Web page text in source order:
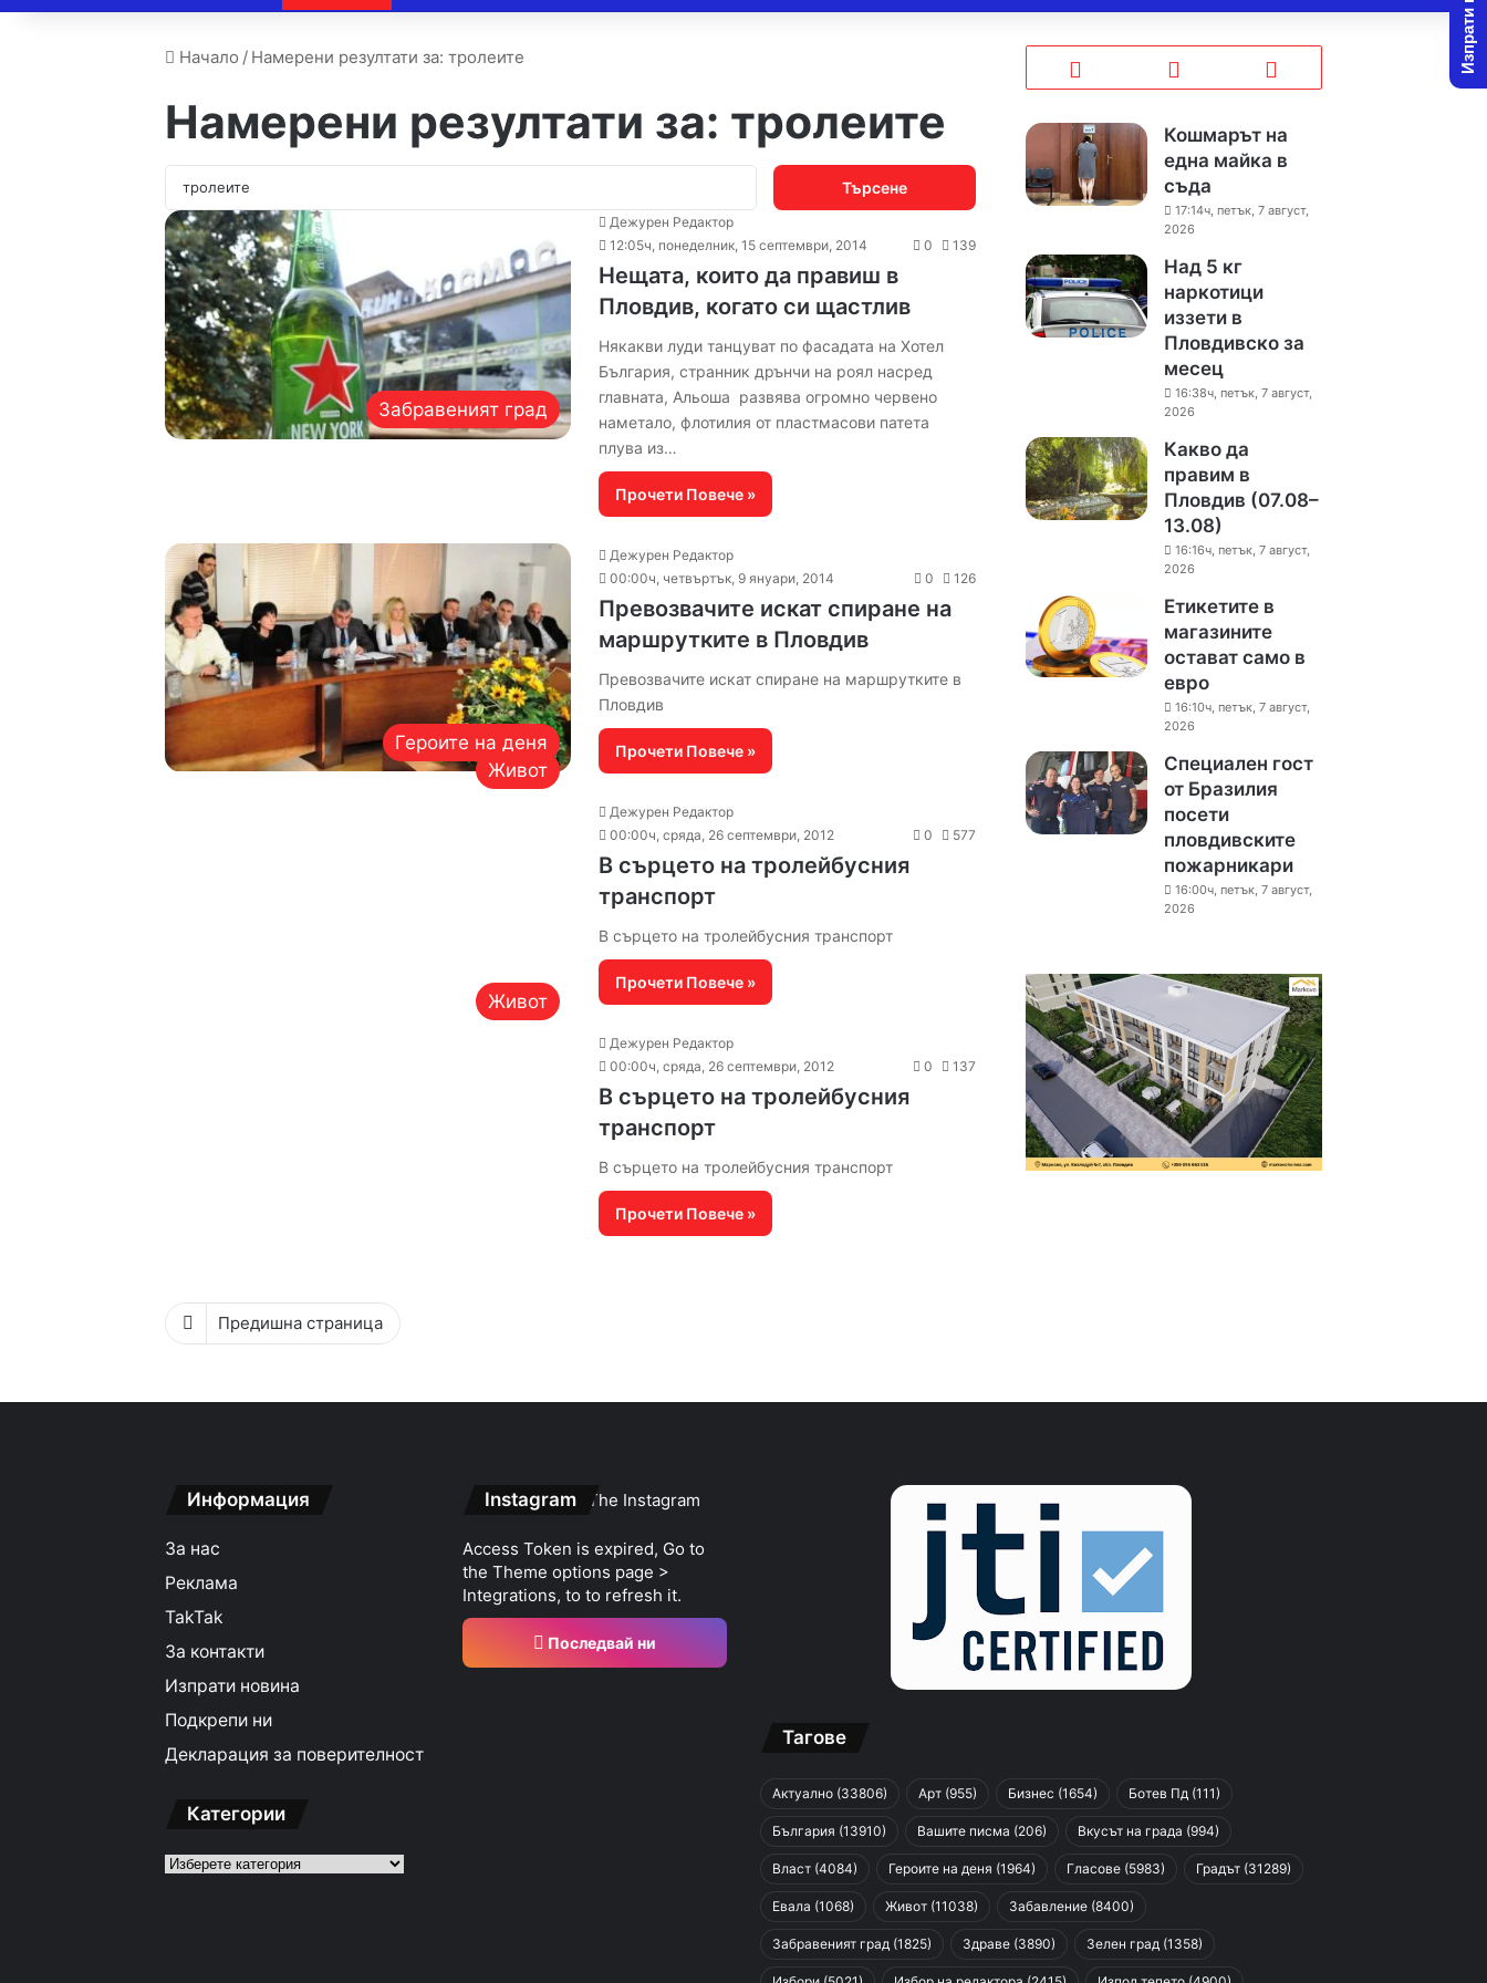
Начало / Намерени резултати за: тролеите
Намерени резултати за: тролеите
Търсене
за:
Забравеният град
Дежурен Редактор
12:05ч, понеделник, 15 септември, 2014
0 139
Нещата, които да правиш в
Пловдив, когато си щастлив
Някакви луди танцуват по фасадата на Хотел
България, странник дрънчи на роял насред
главната, Альоша развява огромно червено
наметало, флотилия от пластмасови патета
плува из…
Прочети Повече »
Героите на деня
Дежурен Редактор
00:00ч, четвъртък, 9 януари, 2014
0 126
Превозвачите искат спиране на
маршрутките в Пловдив
Превозвачите искат спиране на маршрутките в
Пловдив
Прочети Повече »
Живот
Дежурен Редактор
00:00ч, сряда, 26 септември, 2012
0 577
В сърцето на тролейбусния
транспорт
В сърцето на тролейбусния транспорт
Прочети Повече »
Живот
Дежурен Редактор
00:00ч, сряда, 26 септември, 2012
0 137
В сърцето на тролейбусния
транспорт
В сърцето на тролейбусния транспорт
Прочети Повече »
Предишна страница
Кошмарът на
една майка в
съда
17:14ч, петък, 7 август,
2026
Над 5 кг
наркотици
иззети в
Пловдивско за
месец
16:38ч, петък, 7 август,
2026
Какво да
правим в
Пловдив (07.08–
13.08)
16:16ч, петък, 7 август,
2026
Етикетите в
магазините
остават само в
евро
16:10ч, петък, 7 август,
2026
Специален гост
от Бразилия
посети
пловдивските
пожарникари
16:00ч, петък, 7 август,
2026
Информация
За нас
Реклама
TakTak
За контакти
Изпрати новина
Подкрепи ни
Декларация за поверителност
Категории
Категории
Instagram The Instagram
Access Token is expired, Go to
the Theme options page >
Integrations, to to refresh it.
Последвай ни
Тагове
Актуално (33806) Арт (955) Бизнес (1654) Ботев Пд (111)
България (13910) Вашите писма (206) Вкусът на града (994)
Власт (4084) Героите на деня (1964) Гласове (5983) Градът (31289)
Евала (1068) Живот (11038) Забавление (8400)
Забравеният град (1825) Здраве (3890) Зелен град (1358)